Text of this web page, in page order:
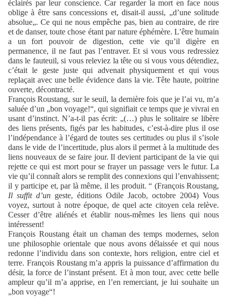
éclairés par leur conscience. Car regarder la mort en face nous
oblige à être sans concessions et, disait-il aussi, „d’une solitude
absolue„. Ce qui ne nous empêche pas, bien au contraire, de rire
et de danser, toute chose étant par nature éphémère. L’être humain
a un fort pouvoir de digestion, cette vie qu’il digère en
permanence, il ne faut pas l’entraver. Et si vous vous redressiez
dans le fauteuil, si vous releviez la tête ou si vous vous détendiez,
c’était le geste juste qui advenait physiquement et qui vous
replaçait avec une belle évidence dans la vie. Tête haute, poitrine
ouverte, décontracté.
François Roustang, sur le seuil, la dernière fois que je l’ai vu, m’a
saluée d’un „bon voyage!“, qui signifiait ce temps que je vivrai en
usant d’instinct. N’a-t-il pas écrit: „(…) plus le solitaire se libère
des liens présents, figés par les habitudes, c’est-à-dire plus il ose
l’indépendance à l’égard de toutes ses certitudes ou plus il s’isole
dans le vide de l’incertitude, plus alors il permet à la multitude des
liens nouveaux de se faire jour. Il devient participant de la vie qui
rejette ce qui est mort pour se frayer un passage vers le futur. La
vie qu’il connaît alors se remplit des connexions qui l’envahissent;
il y participe et, par là même, il les produit. “ (François Roustang,
Il suffit d’un geste, éditions Odile Jacob, octobre 2004) Vous
voyez, surtout à notre époque, de quel acte citoyen cela relève.
Cesser d’être aliénés et établir nous-mêmes les liens qui nous
intéressent!
François Roustang était un chaman des temps modernes, selon
une philosophie orientale que nous avons délaissée et qui nous
redonne l’individu dans son contexte, hors religion, entre ciel et
terre. François Roustang m’a appris la puissance d’affirmation du
désir, la force de l’instant présent. Et à mon tour, avec cette belle
ampleur qu’il m’a apprise, en l’en remerciant, je lui souhaite un
„bon voyage“!